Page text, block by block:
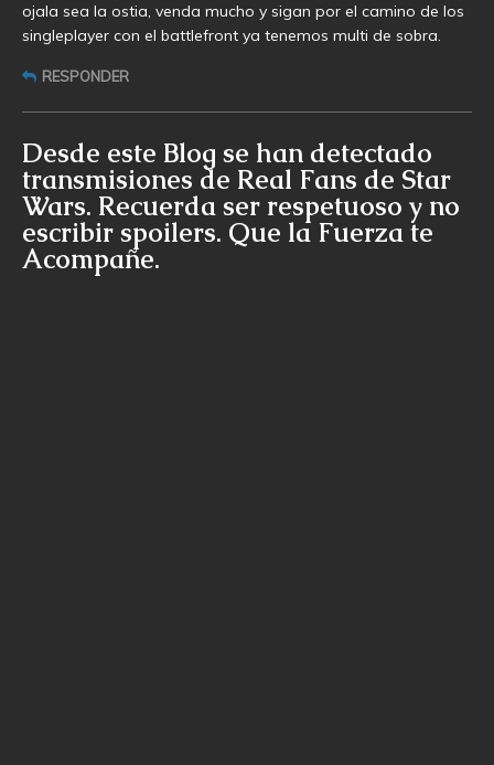
ojala sea la ostia, venda mucho y sigan por el camino de los
singleplayer con el battlefront ya tenemos multi de sobra.
RESPONDER
Desde este Blog se han detectado
transmisiones de Real Fans de Star
Wars. Recuerda ser respetuoso y no
escribir spoilers. Que la Fuerza te
Acompañe.